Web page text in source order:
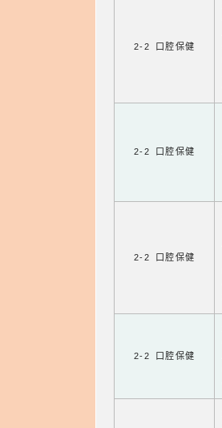
2-2 口腔保健
2-2 口腔保健
2-2 口腔保健
2-2 口腔保健